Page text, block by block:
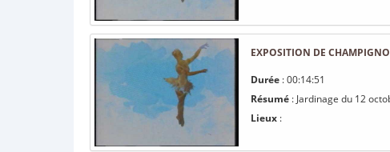
EXPOSITION DE
Durée : 00:14:51
Résumé : Jardinage du 12
Lieux :